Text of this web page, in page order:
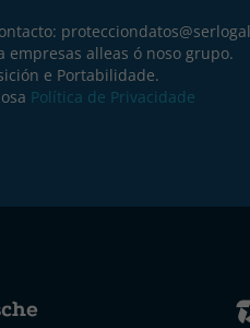
empresas alleas ó noso grupo.
e Portabilidade.
Política de Privacidade